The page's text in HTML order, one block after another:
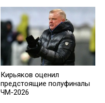
Кирьяков оценил
предстоящие полуфиналы
ЧМ-2026